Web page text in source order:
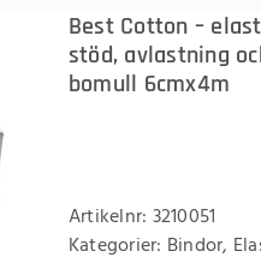
Best Cotton –
stöd, avlastning
bomull 6cmx4m
Artikelnr: 3210051
Kategorier: Bindor,